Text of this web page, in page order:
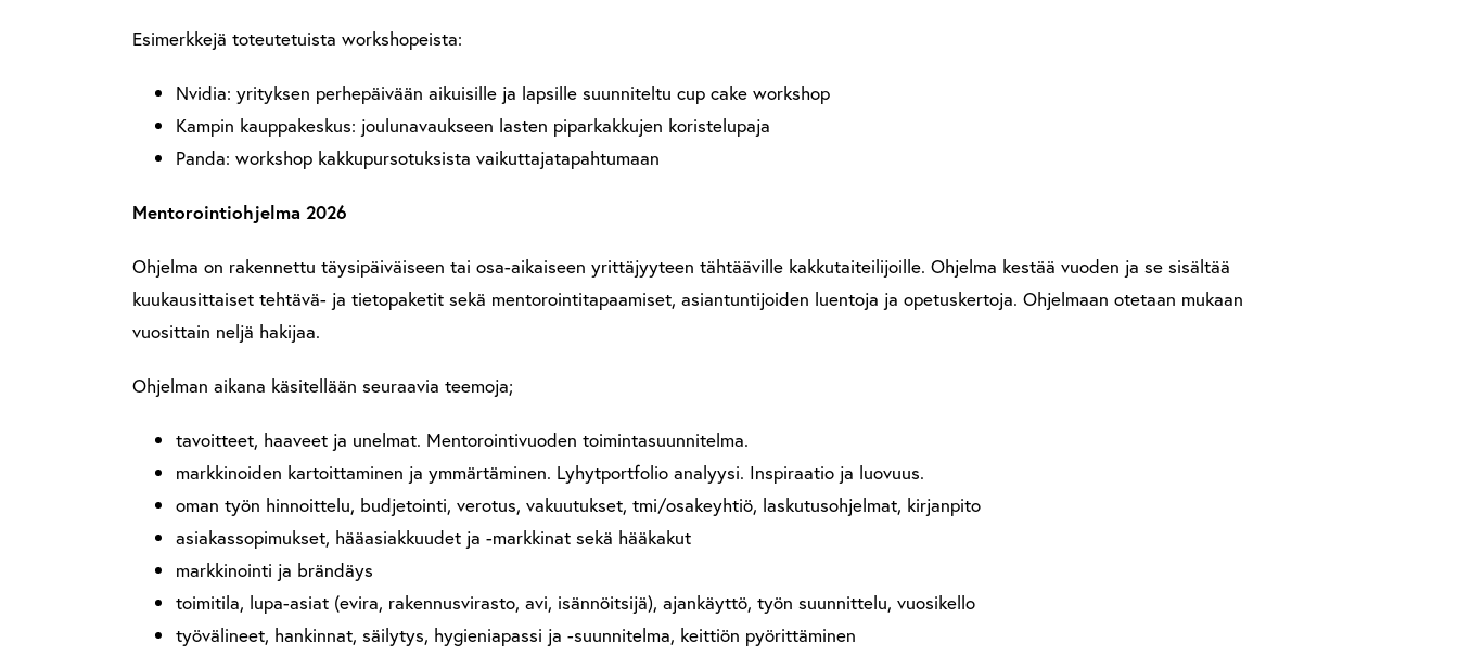
Esimerkkejä toteutetuista workshopeista:
Nvidia: yrityksen perhepäivään aikuisille ja lapsille suunniteltu cup cake workshop
Kampin kauppakeskus: joulunavaukseen lasten piparkakkujen koristelupaja
Panda: workshop kakkupursotuksista vaikuttajatapahtumaan
Mentorointiohjelma 2026
Ohjelma on rakennettu täysipäiväiseen tai osa-aikaiseen yrittäjyyteen tähtääville kakkutaiteilijoille. Ohjelma kestää vuoden ja se sisältää
kuukausittaiset tehtävä- ja tietopaketit sekä mentorointitapaamiset, asiantuntijoiden luentoja ja opetuskertoja. Ohjelmaan otetaan mukaan
vuosittain neljä hakijaa.
Ohjelman aikana käsitellään seuraavia teemoja;
tavoitteet, haaveet ja unelmat. Mentorointivuoden toimintasuunnitelma.
markkinoiden kartoittaminen ja ymmärtäminen. Lyhytportfolio analyysi. Inspiraatio ja luovuus.
oman työn hinnoittelu, budjetointi, verotus, vakuutukset, tmi/osakeyhtiö, laskutusohjelmat, kirjanpito
asiakassopimukset, hääasiakkuudet ja -markkinat sekä hääkakut
markkinointi ja brändäys
toimitila, lupa-asiat (evira, rakennusvirasto, avi, isännöitsijä), ajankäyttö, työn suunnittelu, vuosikello
työvälineet, hankinnat, säilytys, hygieniapassi ja -suunnitelma, keittiön pyörittäminen